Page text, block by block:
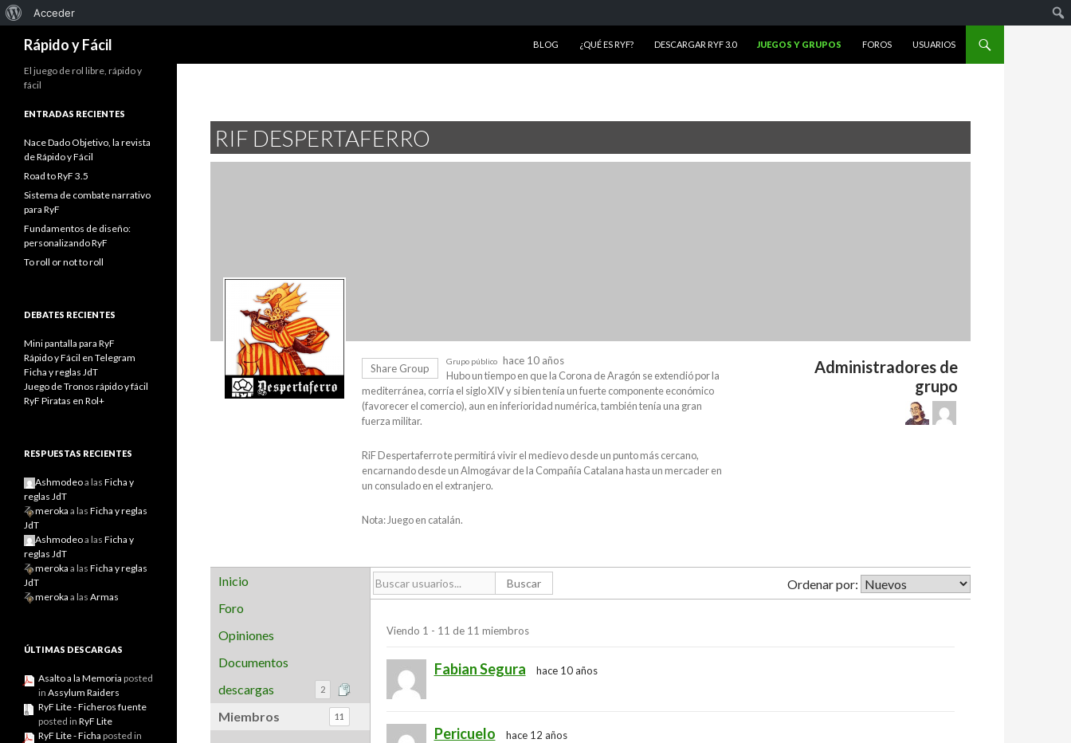
Acerca
de
Acceder
Rápido y Fácil
BLOG
¿QUÉ ES RYF? DESCARGAR RYF 3.0 JUEGOS Y GRUPOS FOROS USUARIOS
RIF DESPERTAFERRO
Share Group
Grupo público
hace 10 años
Hubo un tiempo en que la Corona de Aragón se extendió por la
mediterránea, corría el siglo XIV y si bien tenía un fuerte componente económico
(favorecer el comercio), aun en inferioridad numérica, también tenía una gran
fuerza militar.
RiF Despertaferro te permitirá vivir el medievo desde un punto más cercano,
encarnando desde un Almogávar de la Compañía Catalana hasta un mercader en
un consulado en el extranjero.
Nota: Juego en catalán.
Administradores de
grupo
Inicio
Foro
Opiniones
Documentos
descargas
2
Miembros 11
Ordenar por:
Viendo 1 - 11 de 11 miembros
Fabian Segura hace 10 años
Pericuelo hace 12 años
El juego de rol libre, rápido y
fácil
ENTRADAS RECIENTES
Nace Dado Objetivo, la revista
de Rápido y Fácil
Road to RyF 3.5
Sistema de combate narrativo
para RyF
Fundamentos de diseño:
personalizando RyF
To roll or not to roll
DEBATES RECIENTES
Mini pantalla para RyF
Rápido y Fácil en Telegram
Ficha y reglas JdT
Juego de Tronos rápido y fácil
RyF Piratas en Rol+
RESPUESTAS RECIENTES
Ashmodeoa las Ficha y
reglas JdT
meroka a las Ficha y reglas
JdT
Ashmodeoa las Ficha y
reglas JdT
meroka a las Ficha y reglas
JdT
meroka a las Armas
ÚLTIMAS DESCARGAS
Asalto a la Memoria posted
in Assylum Raiders
RyF Lite - Ficheros fuente
posted in RyF Lite
RyF Lite - Ficha posted in